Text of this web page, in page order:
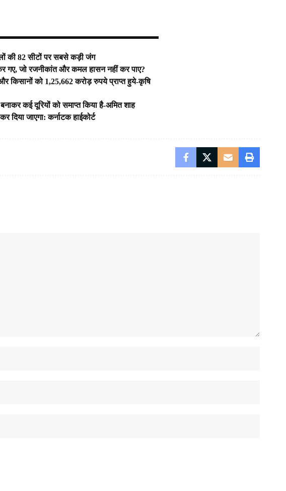
की 82 सीटों पर सबसे कड़ी जंग
गए, जो रजनीकांत और कमल हासन नहीं कर पाए?
किसानों को 1,25,662 करोड़ रुपये प्राप्त हुये-कृषि
कई दूरियों को समाप्त किया है-अमित शाह
जाएगा: कर्नाटक हाईकोर्ट